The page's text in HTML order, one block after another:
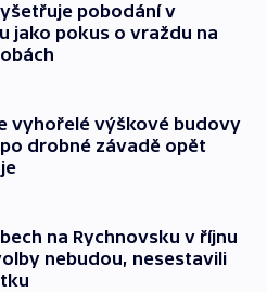
pobodání v
jako pokus o vraždu na
vyhořelé výškové budovy
drobné závadě opět
na Rychnovsku v říjnu
nebudou, nesestavili